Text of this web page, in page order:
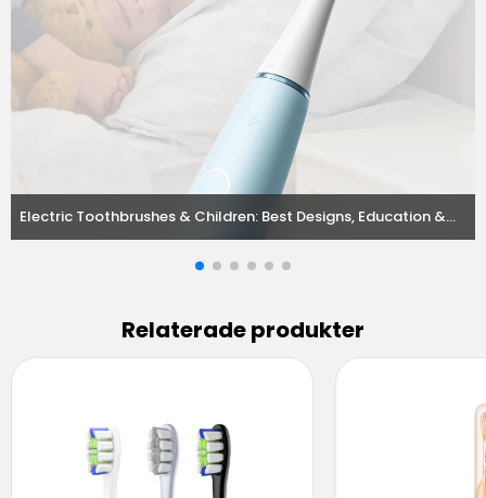
Electric Toothbrushes & Children: Best Designs, Education &
Relaterade produkter